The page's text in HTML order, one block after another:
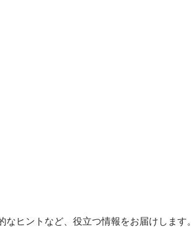
ヒントなど、役立つ情報をお届けします。